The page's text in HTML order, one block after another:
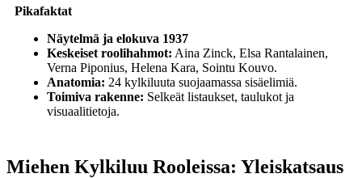
Pikafaktat
Näytelmä ja elokuva 1937
Keskeiset roolihahmot: Aina Zinck, Elsa Rantalainen,
Verna Piponius, Helena Kara, Sointu Kouvo.
Anatomia: 24 kylkiluuta suojaamassa sisäelimiä.
Toimiva rakenne: Selkeät listaukset, taulukot ja
visuaalitietoja.
Miehen Kylkiluu Rooleissa: Yleiskatsaus